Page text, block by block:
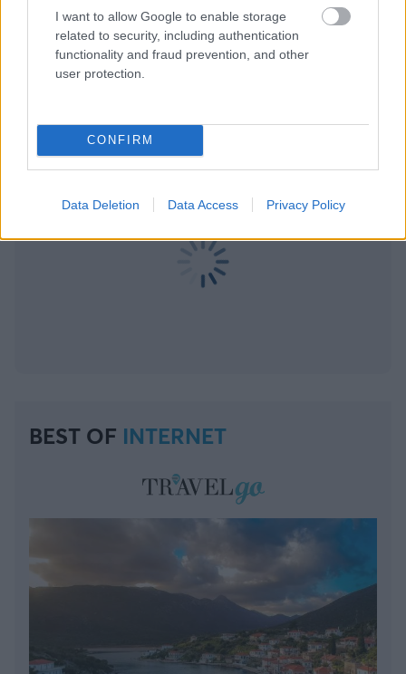
I want to allow Google to enable storage
related to security, including authentication
functionality and fraud prevention, and other
user protection.
CONFIRM
Data Deletion Data Access Privacy Policy
σου πρέπει να συνδεθείς
στο my gazzetta!
BEST OF INTERNET